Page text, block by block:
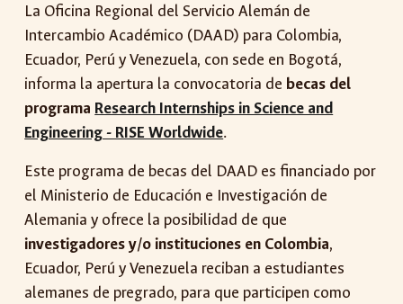
La Oficina Regional del Servicio Alemán de
Intercambio Académico (DAAD) para Colombia,
Ecuador, Perú y Venezuela, con sede en Bogotá,
informa la apertura la convocatoria de becas del
programa Research Internships in Science and
Engineering - RISE Worldwide.
Este programa de becas del DAAD es financiado por
el Ministerio de Educación e Investigación de
Alemania y ofrece la posibilidad de que
investigadores y/o instituciones en Colombia,
Ecuador, Perú y Venezuela reciban a estudiantes
alemanes de pregrado, para que participen como